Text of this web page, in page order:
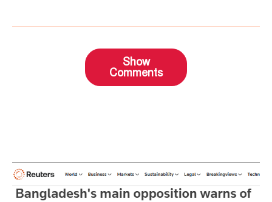
Show
Comments